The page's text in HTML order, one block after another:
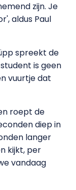
zijn. Je
aldus Paul
spreekt de
is geen
vuurtje dat
roept de
diep in
langer
kijkt, per
vandaag